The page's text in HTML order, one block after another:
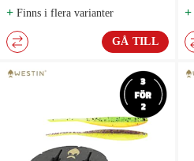
+ Finns i flera varianter
GÅ TILL
+